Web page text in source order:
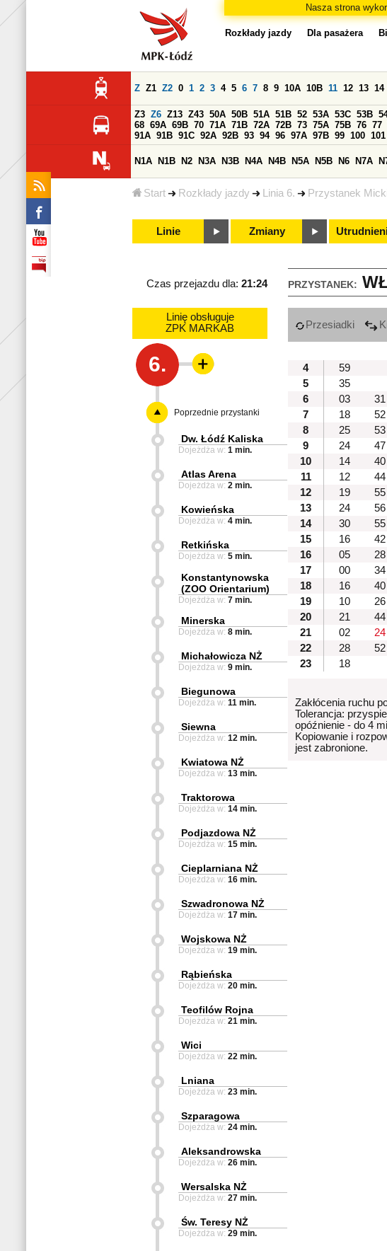
Nasza strona
Start Rozkłady jazdy Linia 6. Przystanek
Rozkłady jazdy Dla pasażera
Z Z1 Z2 0 1 2 3 4 5 6 7 8 9 10A 10B 11 12 13 14
Z3 Z6 Z13 Z43 50A 50B 51A 51B 52 53A 53C 53B
68 69A 69B 70 71A 71B 72A 72B 73 75A 75B 76 77
91A 91B 91C 92A 92B 93 94 96 97A 97B 99 100 101
N1A N1B N2 N3A N3B N4A N4B N5A N5B N6 N7A
Linie Zmiany
PRZYSTANEK:
Czas przejazdu dla: 21:24
Linię obsługuje
ZPK MARKAB
6.
Przesiadki
4
59
5
35
6
03 31
7
18
52
8
25
53
9
24
47
10
14
40
11
12
44
12
19
55
13
24
56
14
30
55
15
16
42
16
05
28
17
00 34
18
16
40
19
10 26
20
21
44
21
02 24
22
28
52
23
18
Zakłócenia ruchu
Tolerancja:
opóźnienie - do 4
Kopiowanie i
jest zabronione.
Poprzednie przystanki
Dw. Łódź Kaliska
Dojeżdża w: 1 min.
Atlas Arena
Dojeżdża w: 2 min.
Kowieńska
Dojeżdża w: 4 min.
Retkińska
Dojeżdża w: 5 min.
Konstantynowska
(ZOO Orientarium)
Dojeżdża w: 7 min.
Minerska
Dojeżdża w: 8 min.
Michałowicza NŻ
Dojeżdża w: 9 min.
Biegunowa
Dojeżdża w: 11 min.
Siewna
Dojeżdża w: 12 min.
Kwiatowa NŻ
Dojeżdża w: 13 min.
Traktorowa
Dojeżdża w: 14 min.
Podjazdowa NŻ
Dojeżdża w: 15 min.
Cieplarniana NŻ
Dojeżdża w: 16 min.
Szwadronowa NŻ
Dojeżdża w: 17 min.
Wojskowa NŻ
Dojeżdża w: 19 min.
Rąbieńska
Dojeżdża w: 20 min.
Teofilów Rojna
Dojeżdża w: 21 min.
Wici
Dojeżdża w: 22 min.
Lniana
Dojeżdża w: 23 min.
Szparagowa
Dojeżdża w: 24 min.
Aleksandrowska
Dojeżdża w: 26 min.
Wersalska NŻ
Dojeżdża w: 27 min.
Św. Teresy NŻ
Dojeżdża w: 29 min.